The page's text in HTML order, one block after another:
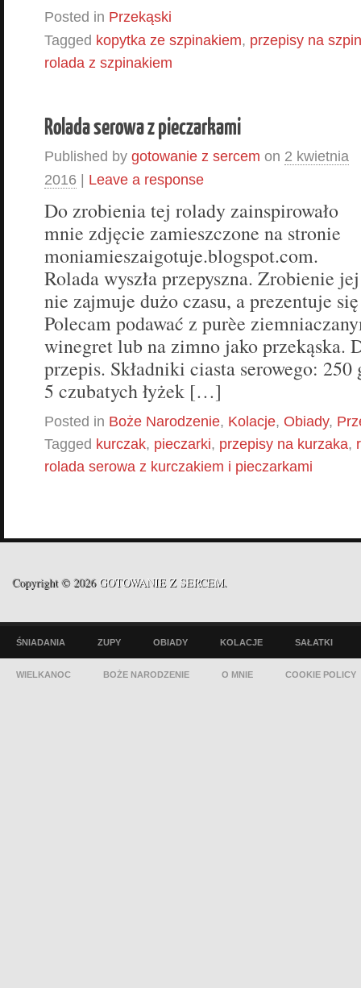
Posted in Przekąski
Tagged kopytka ze szpinakiem, przepisy na
rolada z szpinakiem
Rolada serowa z pieczarkami
Published by gotowanie z sercem on 2 kwietnia
2016 | Leave a response
Do zrobienia tej rolady zainspirowało
mnie zdjęcie zamieszczone na stronie
moniamieszaigotuje.blogspot.com.
Rolada wyszła przepyszna. Zrobienie jej
nie zajmuje dużo czasu, a prezentuje
Polecam podawać z purèe
winegret lub na zimno jako przekąska.
przepis. Składniki ciasta serowego: 250
5 czubatych łyżek […]
Posted in Boże Narodzenie, Kolacje, Obiady,
Tagged kurczak, pieczarki, przepisy na kurzaka,
rolada serowa z kurczakiem i pieczarkami
Copyright © 2026 GOTOWANIE Z SERCEM.
ŚNIADANIA ZUPY OBIADY KOLACJE SAŁATKI
WIELKANOC BOŻE NARODZENIE O MNIE COOKIE POLICY